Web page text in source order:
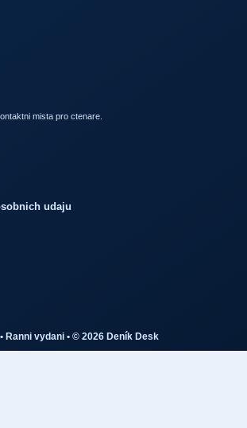
mista pro ctenare.
udaju
Ranni vydani • © 2026 Deník Desk